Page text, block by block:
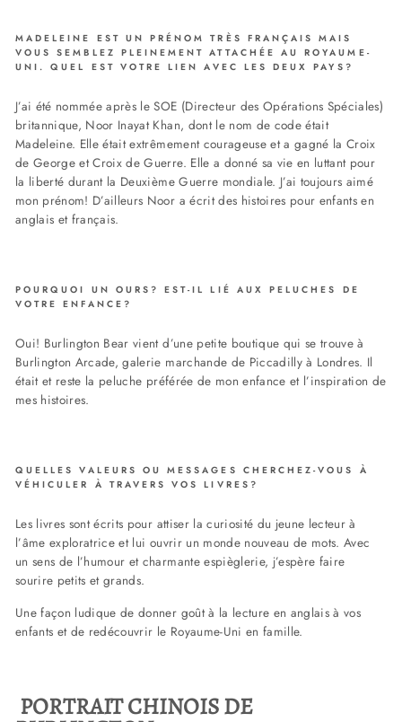
MADELEINE EST UN PRÉNOM TRÈS FRANÇAIS MAIS
VOUS SEMBLEZ PLEINEMENT ATTACHÉE AU ROYAUME-
UNI. QUEL EST VOTRE LIEN AVEC LES DEUX PAYS?
J’ai été nommée après le SOE (Directeur des Opérations Spéciales)
britannique, Noor Inayat Khan, dont le nom de code était
Madeleine. Elle était extrêmement courageuse et a gagné la Croix
de George et Croix de Guerre. Elle a donné sa vie en luttant pour
la liberté durant la Deuxième Guerre mondiale. J’ai toujours aimé
mon prénom! D’ailleurs Noor a écrit des histoires pour enfants en
anglais et français.
POURQUOI UN OURS? EST-IL LIÉ AUX PELUCHES DE
VOTRE ENFANCE?
Oui! Burlington Bear vient d’une petite boutique qui se trouve à
Burlington Arcade, galerie marchande de Piccadilly à Londres. Il
était et reste la peluche préférée de mon enfance et l’inspiration de
mes histoires.
QUELLES VALEURS OU MESSAGES CHERCHEZ-VOUS À
VÉHICULER À TRAVERS VOS LIVRES?
Les livres sont écrits pour attiser la curiosité du jeune lecteur à
l’âme exploratrice et lui ouvrir un monde nouveau de mots. Avec
un sens de l’humour et charmante espièglerie, j’espère faire
sourire petits et grands.
Une façon ludique de donner goût à la lecture en anglais à vos
enfants et de redécouvrir le Royaume-Uni en famille.
PORTRAIT CHINOIS DE